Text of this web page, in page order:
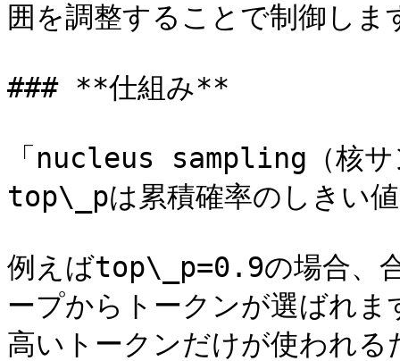
囲を調整することで制御しま
### **仕組み**
「nucleus sampling（核サ
top\_pは累積確率のしきい
例えばtop\_p=0.9の場合、
ープからトークンが選ばれ
高いトークンだけが使われ